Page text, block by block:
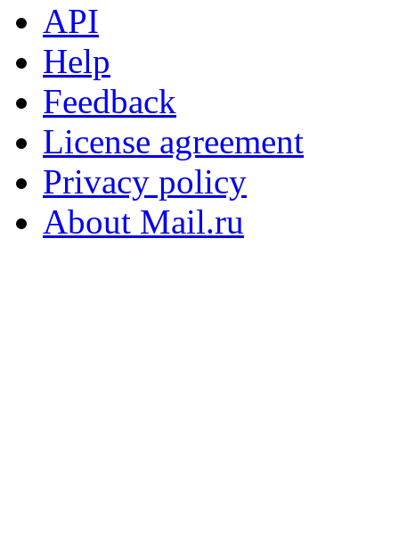
API
Help
Feedback
License agreement
Privacy policy
About Mail.ru